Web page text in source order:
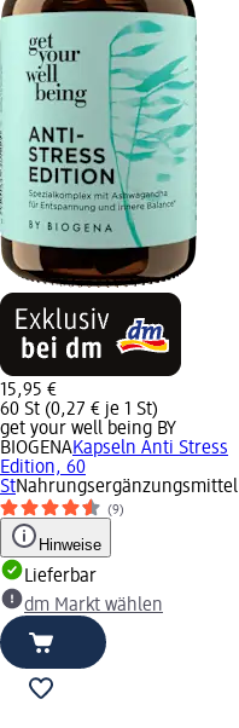
15,95 €
60 St (0,27 € je 1 St)
get your well being BY
BIOGENAKapseln Anti Stress
Edition, 60
StNahrungsergänzungsmittel
(9)
Hinweise
Lieferbar
dm Markt wählen